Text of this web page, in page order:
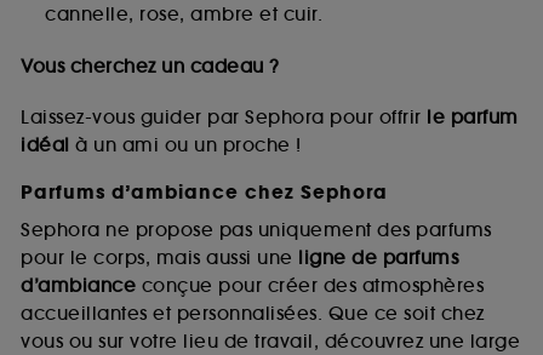
cannelle, rose, ambre et cuir.
Vous cherchez un cadeau ?
Laissez-vous guider par Sephora pour offrir le parfum
idéal à un ami ou un proche !
Parfums d’ambiance chez Sephora
Sephora ne propose pas uniquement des parfums
pour le corps, mais aussi une ligne de parfums
d’ambiance conçue pour créer des atmosphères
accueillantes et personnalisées. Que ce soit chez
vous ou sur votre lieu de travail, découvrez une large